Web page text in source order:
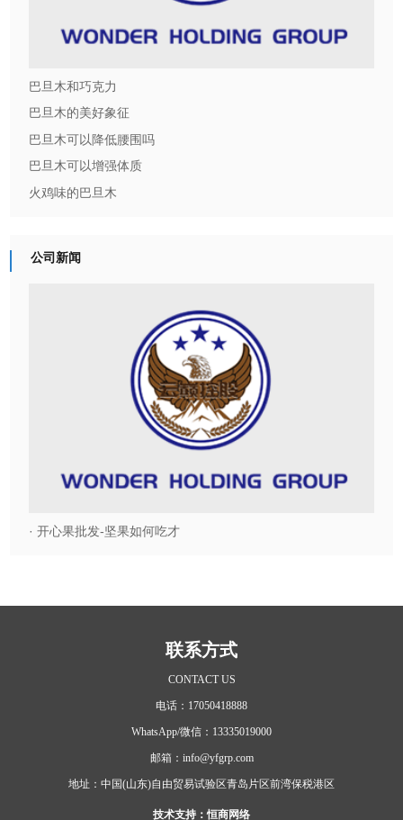
巴旦木和巧克力
巴旦木的美好象征
巴旦木可以降低腰围吗
巴旦木可以增强体质
火鸡味的巴旦木
公司新闻
· 开心果批发-坚果如何吃才
联系方式
CONTACT US
电话：17050418888
WhatsApp/微信：13335019000
邮箱：info@yfgrp.com
地址：中国(山东)自由贸易试验区青岛片区前湾保税港区
技术支持：恒商网络